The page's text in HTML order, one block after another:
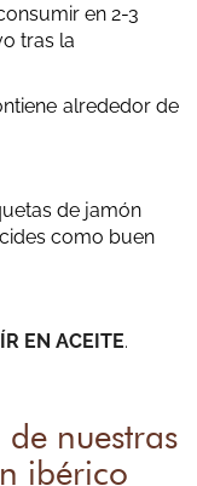
jamón, boletus y
en 2-3
tras la
alrededor de
de jamón
como buen
EN ACEITE.
nuestras
ibérico